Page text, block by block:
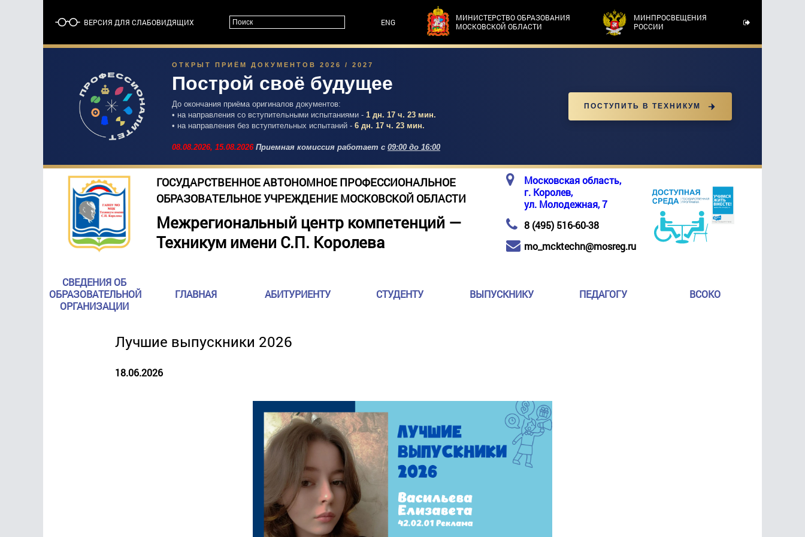
ВЕРСИЯ ДЛЯ СЛАБОВИДЯЩИХ ENG
МИНИСТЕРСТВО ОБРАЗОВАНИЯ
МОСКОВСКОЙ ОБЛАСТИ
МИНПРОСВЕЩЕНИЯ
РОССИИ
ОТКРЫТ ПРИЁМ ДОКУМЕНТОВ 2026 / 2027
Построй своё будущее
До окончания приёма оригиналов документов:
• на направления со вступительными испытаниями - 1 дн. 17 ч. 23 мин.
• на направления без вступительных испытаний - 6 дн. 17 ч. 23 мин.
08.08.2026, 15.08.2026Приемная комиссия работает с 09:00 до 16:00
ПОСТУПИТЬ В ТЕХНИКУМ
ГОСУДАРСТВЕННОЕ АВТОНОМНОЕ ПРОФЕССИОНАЛЬНОЕ
ОБРАЗОВАТЕЛЬНОЕ УЧРЕЖДЕНИЕ МОСКОВСКОЙ ОБЛАСТИ
Межрегиональный центр компетенций —
Техникум имени С.П. Королева
Московская область,
г. Королев,
ул. Молодежная, 7
8 (495) 516-60-38
mo_mcktechn@mosreg.ru
СВЕДЕНИЯ ОБ
ОБРАЗОВАТЕЛЬНОЙ
ОРГАНИЗАЦИИ
ГЛАВНАЯ АБИТУРИЕНТУ СТУДЕНТУ ВЫПУСКНИКУ ПЕДАГОГУ ВСОКО
Лучшие выпускники 2026
18.06.2026